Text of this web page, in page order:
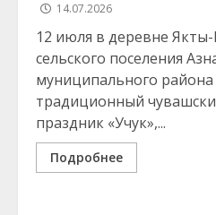
14.07.2026
12 июля в деревне Якты-
сельского поселения
муниципального района
традиционный
праздник «Учук»,...
Подробнее